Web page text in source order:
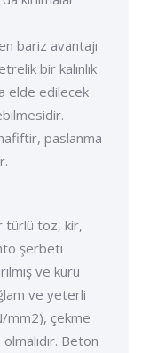
bariz avantajı
bir kalınlık
elde edilecek
paslanma
türlü toz, kir,
şerbeti
ve kuru
ve yeterli
mm2), çekme
Beton